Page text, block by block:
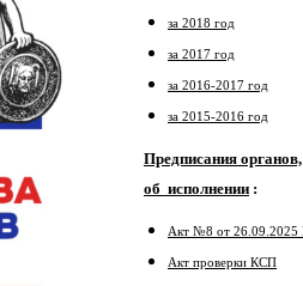
за 2018 год
за 2017 год
за 2016-2017 год
за 2015-2016 год
Предписания
об исполнении :
Акт №8 от
Акт проверки КСП